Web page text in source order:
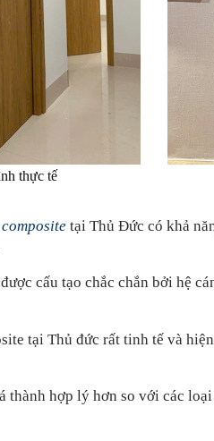
thực tế
tại Thủ Đức có khả
cấu tạo chắc chắn bởi hệ
tại Thủ đức rất tinh tế và
thành hợp lý hơn so với các